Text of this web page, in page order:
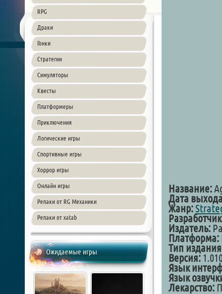
RPG
Драки
Гонки
Стратегии
Симуляторы
Квесты
Платформеры
Приключения
Логические игры
Спортивные игры
Хоррор игры
Онлайн игры
Репаки от RG Механики
Репаки от xatab
Ожидаемые игры
Название:
Дата
Жанр:
Разработчик
Издатель:
Платформа:
Тип
Версия:
Язык
Язык
Лекарство: